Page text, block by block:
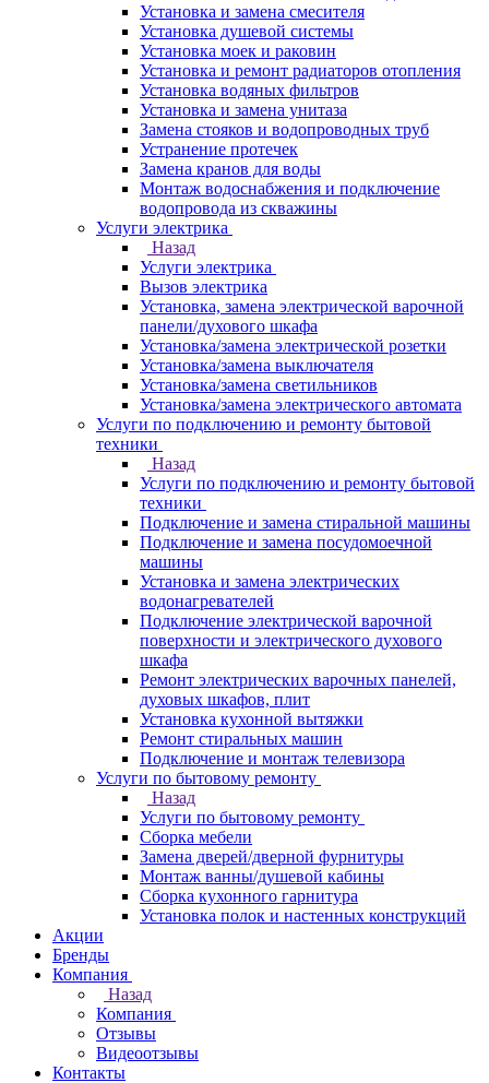
Установка и замена смесителя
Установка душевой системы
Установка моек и раковин
Установка и ремонт радиаторов отопления
Установка водяных фильтров
Установка и замена унитаза
Замена стояков и водопроводных труб
Устранение протечек
Замена кранов для воды
Монтаж водоснабжения и подключение
водопровода из скважины
Услуги электрика
Назад
Услуги электрика
Вызов электрика
Установка, замена электрической варочной
панели/духового шкафа
Установка/замена электрической розетки
Установка/замена выключателя
Установка/замена светильников
Установка/замена электрического автомата
Услуги по подключению и ремонту бытовой
техники
Назад
Услуги по подключению и ремонту бытовой
техники
Подключение и замена стиральной машины
Подключение и замена посудомоечной
машины
Установка и замена электрических
водонагревателей
Подключение электрической варочной
поверхности и электрического духового
шкафа
Ремонт электрических варочных панелей,
духовых шкафов, плит
Установка кухонной вытяжки
Ремонт стиральных машин
Подключение и монтаж телевизора
Услуги по бытовому ремонту
Назад
Услуги по бытовому ремонту
Сборка мебели
Замена дверей/дверной фурнитуры
Монтаж ванны/душевой кабины
Сборка кухонного гарнитура
Установка полок и настенных конструкций
Акции
Бренды
Компания
Назад
Компания
Отзывы
Видеоотзывы
Контакты